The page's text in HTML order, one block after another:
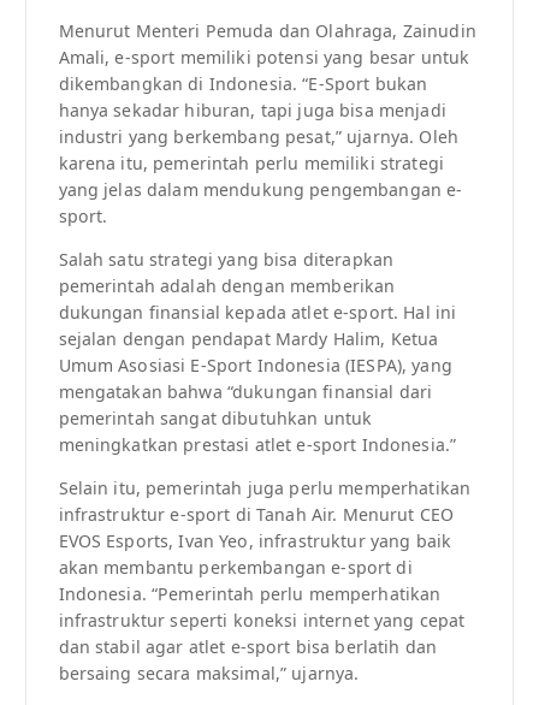
Menurut Menteri Pemuda dan Olahraga, Zainudin
Amali, e-sport memiliki potensi yang besar untuk
dikembangkan di Indonesia. “E-Sport bukan
hanya sekadar hiburan, tapi juga bisa menjadi
industri yang berkembang pesat,” ujarnya. Oleh
karena itu, pemerintah perlu memiliki strategi
yang jelas dalam mendukung pengembangan e-
sport.
Salah satu strategi yang bisa diterapkan
pemerintah adalah dengan memberikan
dukungan finansial kepada atlet e-sport. Hal ini
sejalan dengan pendapat Mardy Halim, Ketua
Umum Asosiasi E-Sport Indonesia (IESPA), yang
mengatakan bahwa “dukungan finansial dari
pemerintah sangat dibutuhkan untuk
meningkatkan prestasi atlet e-sport Indonesia.”
Selain itu, pemerintah juga perlu memperhatikan
infrastruktur e-sport di Tanah Air. Menurut CEO
EVOS Esports, Ivan Yeo, infrastruktur yang baik
akan membantu perkembangan e-sport di
Indonesia. “Pemerintah perlu memperhatikan
infrastruktur seperti koneksi internet yang cepat
dan stabil agar atlet e-sport bisa berlatih dan
bersaing secara maksimal,” ujarnya.